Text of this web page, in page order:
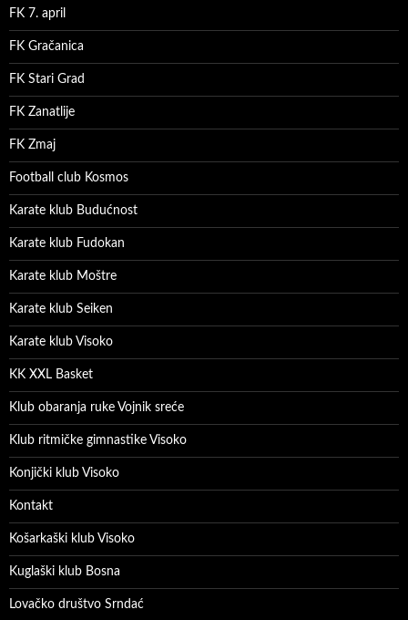
FK 7. april
FK Gračanica
FK Stari Grad
FK Zanatlije
FK Zmaj
Football club Kosmos
Karate klub Budućnost
Karate klub Fudokan
Karate klub Moštre
Karate klub Seiken
Karate klub Visoko
KK XXL Basket
Klub obaranja ruke Vojnik sreće
Klub ritmičke gimnastike Visoko
Konjički klub Visoko
Kontakt
Košarkaški klub Visoko
Kuglaški klub Bosna
Lovačko društvo Srndać